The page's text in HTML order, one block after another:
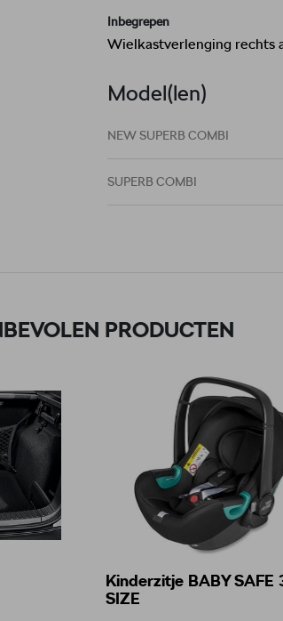
Inbegrepen
Wielkastverlenging rechts
Model(len)
NEW SUPERB COMBI
SUPERB COMBI
PRODUCTEN
Kinderzitje BABY SAFE
SIZE